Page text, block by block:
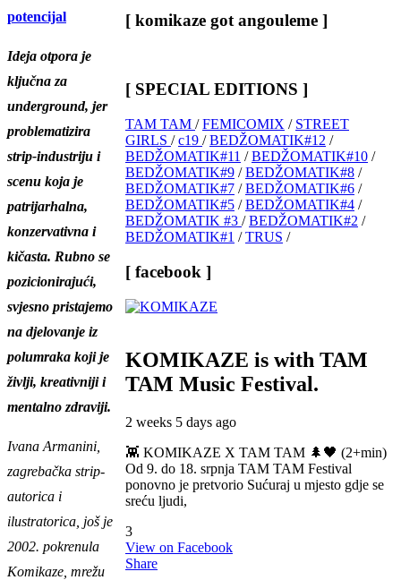
potencijal
Ideja otpora je
ključna za
underground, jer
problematizira
strip-industriju i
scenu koja je
patrijarhalna,
konzervativna i
kičasta. Rubno se
pozicionirajući,
svjesno pristajemo
na djelovanje iz
polumraka koji je
življi, kreativniji i
mentalno zdraviji.
Ivana Armanini
zagrebačka strip-
autorica i
ilustratorica, još je
2002. pokrenula
Komikaze, mrežu
[ komikaze got angouleme ]
[ SPECIAL EDITIONS ]
TAM TAM /FEMICOMIX / STREET
GIRLS /c19 /BEDŽOMATIK#12 /
BEDŽOMATIK#11 /BEDŽOMATIK#10 /
BEDŽOMATIK#9 /BEDŽOMATIK#8 /
BEDŽOMATIK#7 /BEDŽOMATIK#6 /
BEDŽOMATIK#5 /BEDŽOMATIK#4 /
BEDŽOMATIK #3 /BEDŽOMATIK#2 /
BEDŽOMATIK#1 /TRUS /
[ facebook ]
KOMIKAZE is with TAM
TAM Music Festival.
2 weeks 5 days ago
👾 KOMIKAZE X TAM TAM 🌲🖤 (2+min)
Od 9. do 18. srpnja TAM TAM Festival
ponovno je pretvorio Sućuraj u mjesto gdje se
sreću ljudi,
3
View on Facebook
Share